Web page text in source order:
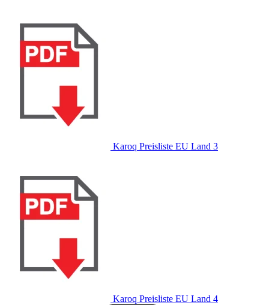
Karoq Preisliste EU Land 3
Karoq Preisliste EU Land 4